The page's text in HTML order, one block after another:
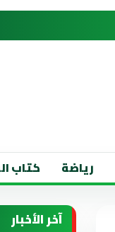
رياضة كتاب
آخر الأخبار